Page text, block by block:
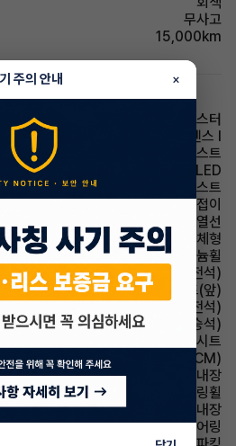
무사고
15,000km
인하시기 바랍니다.
12.3인치 클러스터
현대스마트센스 I
파킹어시스트
헤드램프 LED
헤드램프 하이빔 어시스트
사이드미러 전동접이
사이드미러 열선
사이드미러 방향지시등 일체형
휠타이어 알루미늄휠
시트 전동시트(운전석)
시트 열선시트(앞)
시트 통풍시트(운전석)
시트 통풍시트(동승석)
시트 인조가죽시트
룸미러 전자식 룸미러(ECM)
룸미러 하이패스 내장
스티어링휠 가죽스티어링휠
스티어링휠 열선내장
스티어링휠 텔레스코픽 스티어링
주의 안내 ×